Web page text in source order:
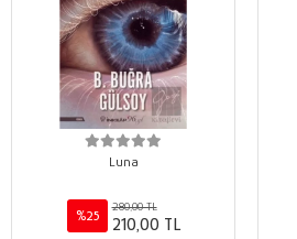
Luna
%25
280,00 TL
210,00 TL